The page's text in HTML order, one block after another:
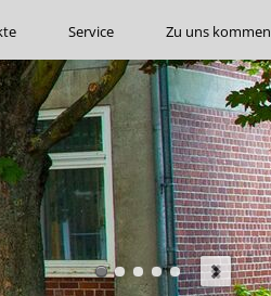
Service Zu uns kommen